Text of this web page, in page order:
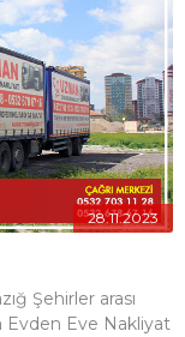
28.11.2023
Şehirler arası
Evden Eve Nakliyat